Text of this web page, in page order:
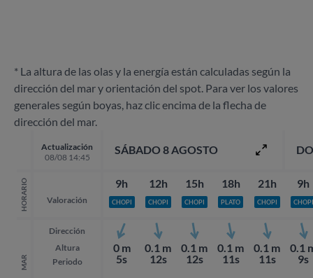
* La altura de las olas y la energía están calculadas según la
dirección del mar y orientación del spot. Para ver los valores
generales según boyas, haz clic encima de la flecha de
dirección del mar.
Actualización
08/08 14:45
HORARIO Valoración
MAR
Dirección
Altura
Periodo
SÁBADO 8 AGOSTO
9h
CHOPI
0 m
5s
12h
CHOPI
0.1 m
12s
15h
CHOPI
0.1 m
12s
18h
PLATO
0.1 m
11s
21h
CHOPI
0.1 m
11s
9h
CHOPI
0.1
9s